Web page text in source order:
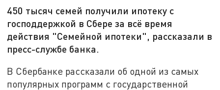
450 тысяч семей получили ипотеку с
господдержкой в Сбере за всё время
действия "Семейной ипотеки", рассказали в
пресс-службе банка.
В Сбербанке рассказали об одной из самых
популярных программ с государственной